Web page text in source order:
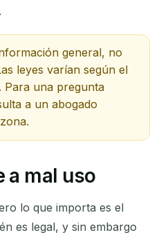
entrantes...
general, no
leyes varían según el
Para una pregunta
a un abogado
a mal uso
lo que importa es el
es legal, y sin embargo